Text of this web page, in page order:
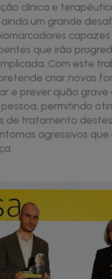
clínica e
um grande
que irão
Com este
criar novas
e prever quão grave
permitindo
de tratamento
agressivos